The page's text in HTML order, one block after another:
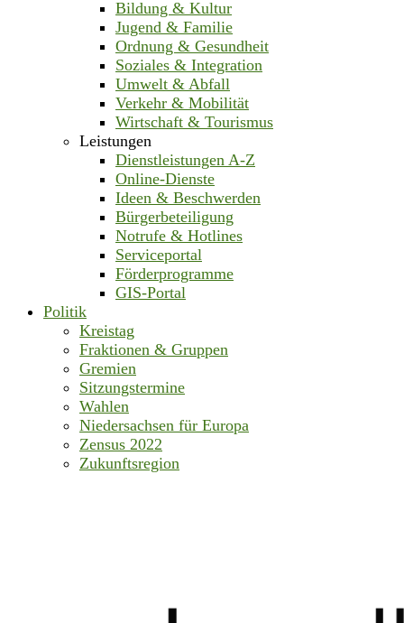
Bildung & Kultur
Jugend & Familie
Ordnung & Gesundheit
Soziales & Integration
Umwelt & Abfall
Verkehr & Mobilität
Wirtschaft & Tourismus
Leistungen
Dienstleistungen A-Z
Online-Dienste
Ideen & Beschwerden
Bürgerbeteiligung
Notrufe & Hotlines
Serviceportal
Förderprogramme
GIS-Portal
Politik
Kreistag
Fraktionen & Gruppen
Gremien
Sitzungstermine
Wahlen
Niedersachsen für Europa
Zensus 2022
Zukunftsregion